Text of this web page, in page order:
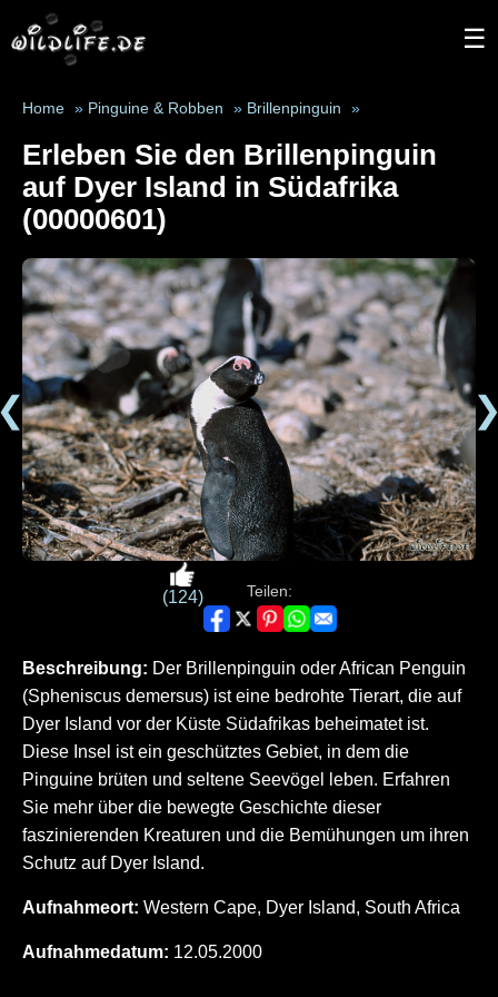
☰
Home » Pinguine & Robben » Brillenpinguin »
Erleben Sie den Brillenpinguin
auf Dyer Island in Südafrika
(00000601)
(124) Teilen:
Beschreibung: Der Brillenpinguin oder African Penguin
(Spheniscus demersus) ist eine bedrohte Tierart, die auf
Dyer Island vor der Küste Südafrikas beheimatet ist.
Diese Insel ist ein geschütztes Gebiet, in dem die
Pinguine brüten und seltene Seevögel leben. Erfahren
Sie mehr über die bewegte Geschichte dieser
faszinierenden Kreaturen und die Bemühungen um ihren
Schutz auf Dyer Island.
Aufnahmeort: Western Cape, Dyer Island, South Africa
Aufnahmedatum: 12.05.2000